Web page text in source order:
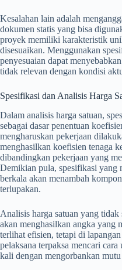
Kesalahan lain adalah
dokumen statis yang bisa
proyek memiliki karakteristik
disesuaikan. Menggunakan
penyesuaian dapat
tidak relevan dengan kondisi
Spesifikasi dan Analisis Harga
Dalam analisis harga satuan,
sebagai dasar penentuan
mengharuskan pekerjaan
menghasilkan koefisien tenaga
dibandingkan pekerjaan yang
Demikian pula, spesifikasi yang
berkala akan menambah
terlupakan.
Analisis harga satuan yang tidak
akan menghasilkan angka yang
terlihat efisien, tetapi di
pelaksana terpaksa mencari
kali dengan mengorbankan